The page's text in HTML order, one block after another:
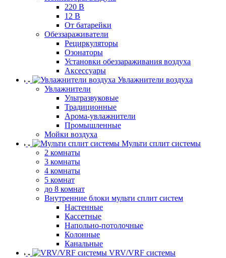
220 В
12 В
От батарейки
Обеззараживатели
Рециркуляторы
Озонаторы
Установки обеззараживания воздуха
Аксессуары
Увлажнители воздуха
Увлажнители
Ультразвуковые
Традиционные
Арома-увлажнители
Промышленные
Мойки воздуха
Мульти сплит системы
2 комнаты
3 комнаты
4 комнаты
5 комнат
до 8 комнат
Внутренние блоки мульти сплит систем
Настенные
Кассетные
Напольно-потолочные
Колонные
Канальные
VRV/VRF системы